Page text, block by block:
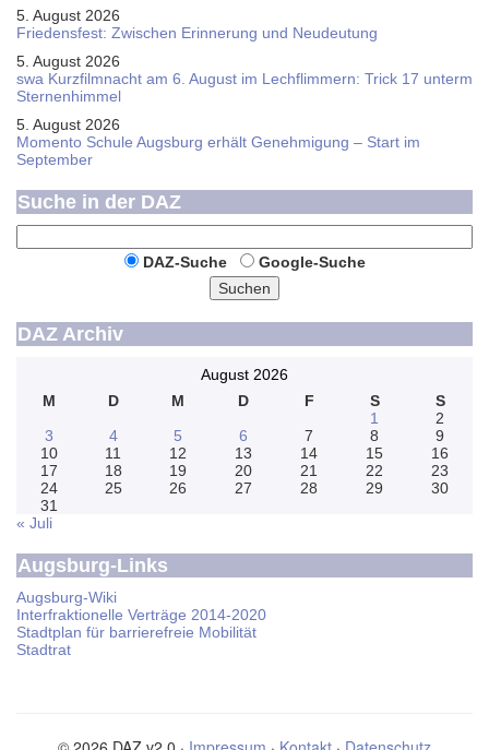
5. August 2026
Friedensfest: Zwischen Erinnerung und Neudeutung
5. August 2026
swa Kurz­film­nacht am 6. August im Lech­flim­mern: Trick 17 unterm
Sternen­himmel
5. August 2026
Momento Schule Augsburg erhält Genehmigung – Start im
September
Suche in der DAZ
DAZ-Suche
Google-Suche
Suchen
DAZ Archiv
August 2026
M
D M D F S
S
1
2
3
4 5 6 7 8
9
10
11 12 13 14 15
16
17
18 19 20 21 22
23
24
25 26 27 28 29
30
31
« Juli
Augsburg-Links
Augsburg-Wiki
Interfraktionelle Verträge 2014-2020
Stadtplan für barrierefreie Mobilität
Stadtrat